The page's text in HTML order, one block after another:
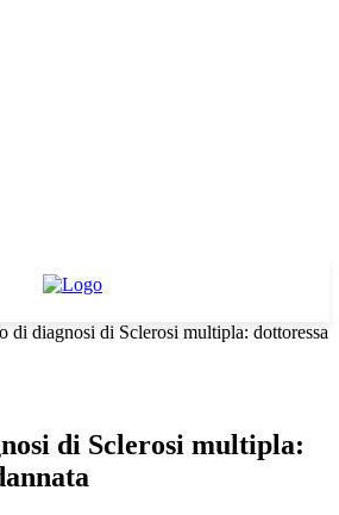
di diagnosi di Sclerosi multipla: dottoressa
di Sclerosi multipla: